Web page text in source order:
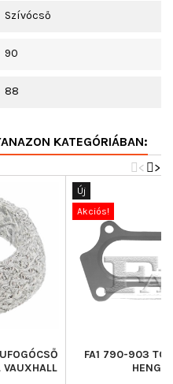
Szívócső
90
88
KATEGÓRIÁBAN:
>
<
VAUXHALL
Új
Akciós!
FA1 790-903